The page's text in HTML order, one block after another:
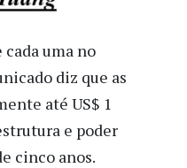
uma no
diz que as
até US$ 1
e poder
cinco anos.